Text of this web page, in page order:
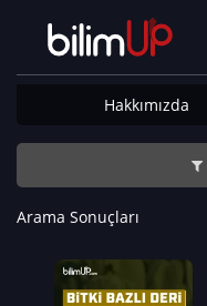
Hakkımızda
Arama Sonuçları